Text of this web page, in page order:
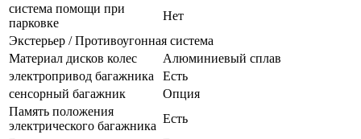
система помощи при
парковке
Нет
Экстерьер / Противоугонная система
Материал дисков колес
Алюминиевый сплав
электропривод багажника
Есть
сенсорный багажник
Опция
Память положения
электрического багажника
Есть